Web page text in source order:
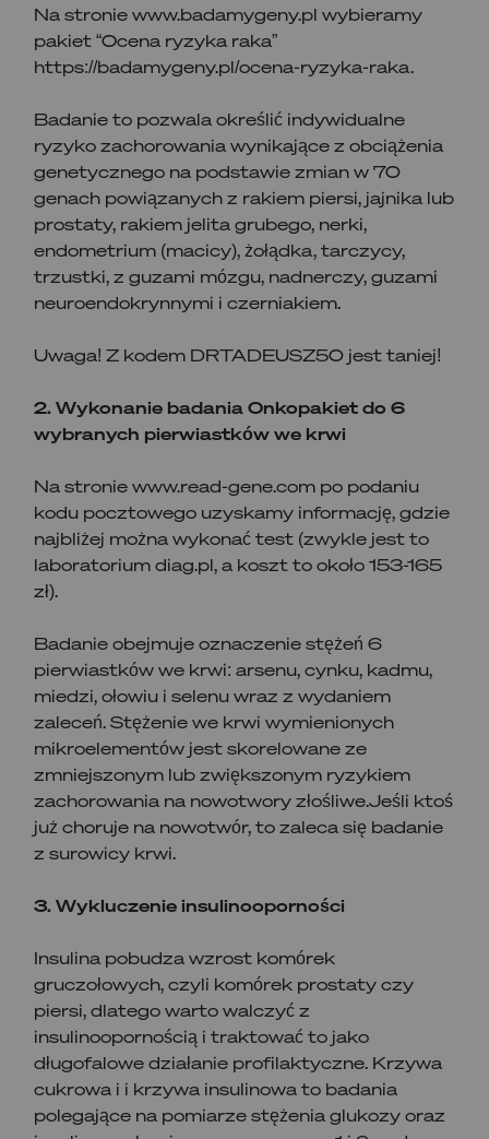
Na stronie www.badamygeny.pl wybieramy
pakiet “Ocena ryzyka raka”
https://badamygeny.pl/ocena-ryzyka-raka.
Badanie to pozwala określić indywidualne
ryzyko zachorowania wynikające z obciążenia
genetycznego na podstawie zmian w 70
genach powiązanych z rakiem piersi, jajnika lub
prostaty, rakiem jelita grubego, nerki,
endometrium (macicy), żołądka, tarczycy,
trzustki, z guzami mózgu, nadnerczy, guzami
neuroendokrynnymi i czerniakiem.
Uwaga! Z kodem DRTADEUSZ50 jest taniej!
2. Wykonanie badania Onkopakiet do 6
wybranych pierwiastków we krwi
Na stronie www.read-gene.com po podaniu
kodu pocztowego uzyskamy informację, gdzie
najbliżej można wykonać test (zwykle jest to
laboratorium diag.pl, a koszt to około 153-165
zł).
Badanie obejmuje oznaczenie stężeń 6
pierwiastków we krwi: arsenu, cynku, kadmu,
miedzi, ołowiu i selenu wraz z wydaniem
zaleceń. Stężenie we krwi wymienionych
mikroelementów jest skorelowane ze
zmniejszonym lub zwiększonym ryzykiem
zachorowania na nowotwory złośliwe.Jeśli ktoś
już choruje na nowotwór, to zaleca się badanie
z surowicy krwi.
3. Wykluczenie insulinooporności
Insulina pobudza wzrost komórek
gruczołowych, czyli komórek prostaty czy
piersi, dlatego warto walczyć z
insulinoopornością i traktować to jako
długofalowe działanie profilaktyczne. Krzywa
cukrowa i i krzywa insulinowa to badania
polegające na pomiarze stężenia glukozy oraz